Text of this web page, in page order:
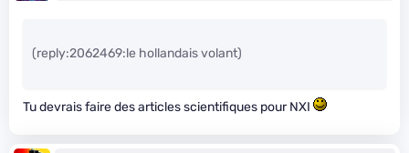
(reply:2062469:le hollandais volant)
Tu devrais faire des articles scientifiques pour NXI